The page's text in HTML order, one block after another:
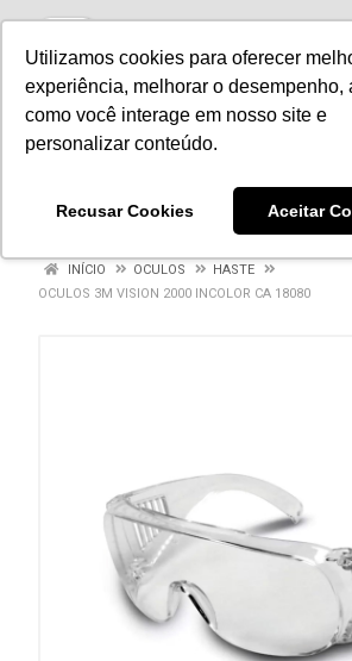
Utilizamos cookies para oferecer
experiência, melhorar o desempenho,
como você interage em nosso site e
personalizar conteúdo.
Recusar Cookies Aceitar
INÍCIO OCULOS
HASTE
OCULOS 3M VISION 2000 INCOLOR CA 18080